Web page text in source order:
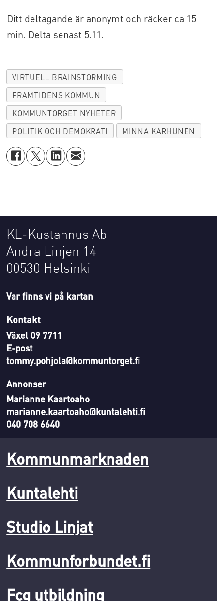
Ditt deltagande är anonymt och räcker ca 15
min. Delta senast 5.11.
VIRTUELL BRAINSTORMING
FRAMTIDENS KOMMUN
KOMMUNTORGET NYHETER
POLITIK OCH DEMOKRATI
MINNA KARHUNEN
KL-Kustannus Ab
Andra Linjen 14
00530 Helsinki
Var finns vi på kartan
Kontakt
Växel 09 7711
E-post
tommy.pohjola@kommuntorget.fi
Annonser
Marianne Kaartoaho
marianne.kaartoaho@kuntalehti.fi
040 708 6640
Kommunmarknaden
Kuntalehti
Studio Linjat
Kommunforbundet.fi
Fcg utbildning